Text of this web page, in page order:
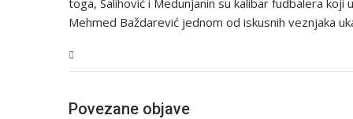
toga, Salihović i Medunjanin su kalibar fudbalera
Mehmed Baždarević jednom od iskusnih veznjaka
Povezane objave